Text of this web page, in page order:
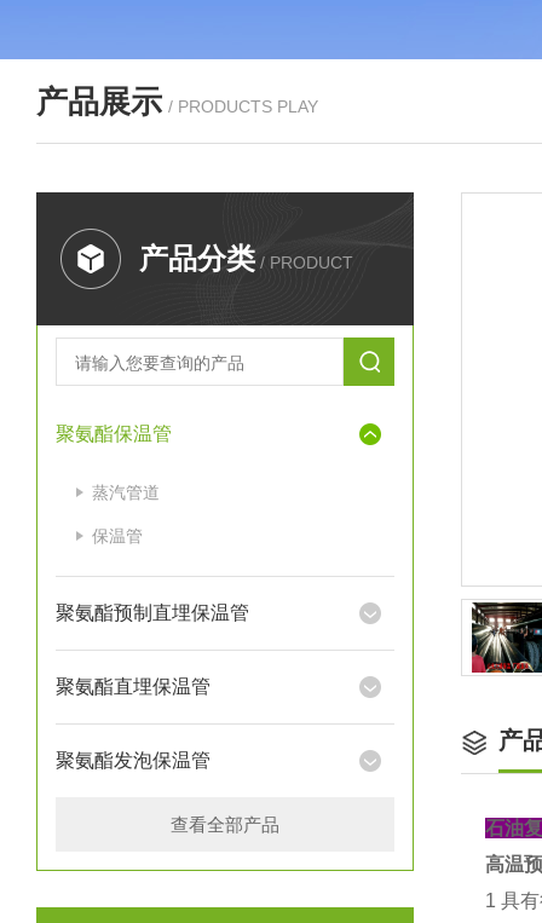
产品展示 / PRODUCTS PLAY
产品分类 / PRODUCT
聚氨酯保温管
蒸汽管道
保温管
聚氨酯预制直埋保温管
聚氨酯直埋保温管
聚氨酯发泡保温管
查看全部产品
产
石油
高温
1 具